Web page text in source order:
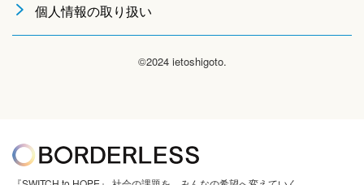
個人情報の取り扱い
©2024 ietoshigoto.